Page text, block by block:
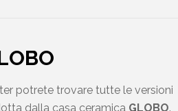
potrete trovare tutte le versioni
dalla casa ceramica GLOBO.